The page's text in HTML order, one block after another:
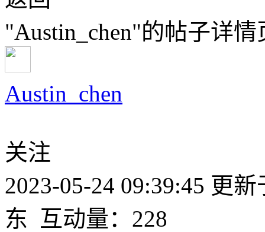
"Austin_chen"的帖子详情
Austin_chen
关注
2023-05-24 09:39:45 更新
东
互动量：228